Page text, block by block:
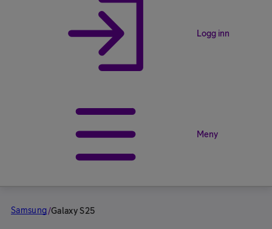
Logg inn
Meny
Samsung/Galaxy S25